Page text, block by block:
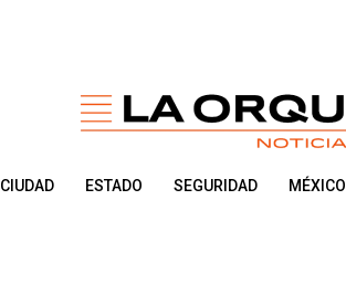
CIUDAD ESTADO SEGURIDAD MÉXICO